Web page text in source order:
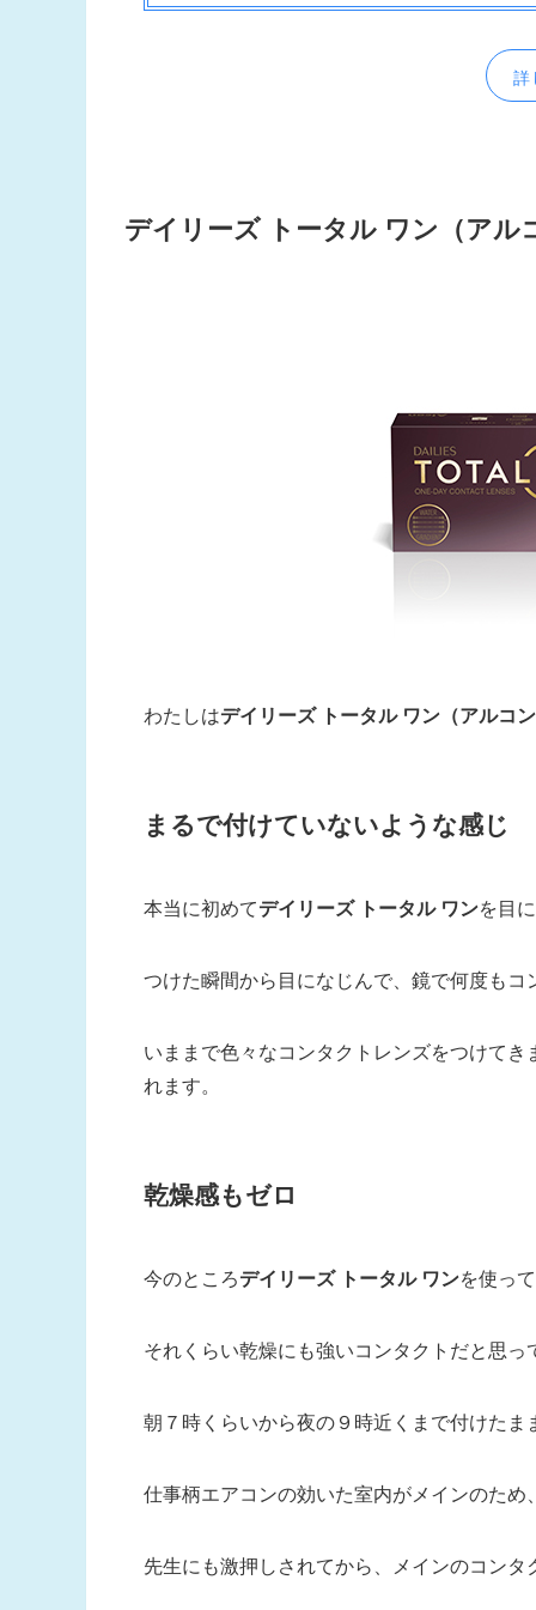
詳
デイリーズ トータル ワン （ア
わたしはデイリーズ トータル ワン （アルコ
まるで付けていないような感じ
本当に初めてデイリーズ トータル ワンを目
つけた瞬間から目になじんで、鏡で何度も
いままで色々なコンタクトレンズをつけて
れます。
乾燥感もゼロ
今のところデイリーズ トータル ワンを使っ
それくらい乾燥にも強いコンタクトだと思っ
朝７時くらいから夜の９時近くまで付けた
仕事柄エアコンの効いた室内がメインのた
先生にも激押しされてから、メインのコン